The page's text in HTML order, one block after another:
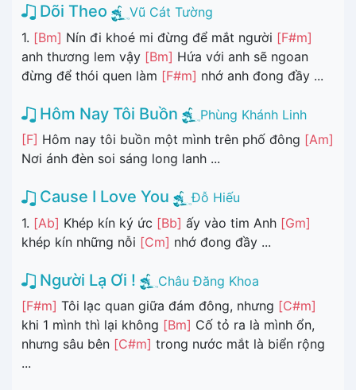
Dõi Theo
Vũ Cát Tường
1. [Bm] Nín đi khoé mi đừng để mắt người [F#m]
anh thương lem vậy [Bm] Hứa với anh sẽ ngoan
đừng để thói quen làm [F#m] nhớ anh đong đầy ...
Hôm Nay Tôi Buồn
Phùng Khánh Linh
[F] Hôm nay tôi buồn một mình trên phố đông [Am]
Nơi ánh đèn soi sáng long lanh ...
Cause I Love You
Đỗ Hiếu
1. [Ab] Khép kín ký ức [Bb] ấy vào tim Anh [Gm]
khép kín những nỗi [Cm] nhớ đong đầy ...
Người Lạ Ơi !
Châu Đăng Khoa
[F#m] Tôi lạc quan giữa đám đông, nhưng [C#m]
khi 1 mình thì lại không [Bm] Cố tỏ ra là mình ổn,
nhưng sâu bên [C#m] trong nước mắt là biển rộng
...